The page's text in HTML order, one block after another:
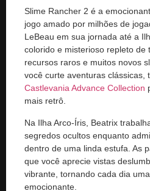
Slime Rancher 2 é a
jogo amado por milhões de
LeBeau em sua jornada até a
colorido e misterioso repleto de
recursos raros e muitos novos
você curte aventuras clássicas,
Castlevania Advance Collection
mais retrô.
Na Ilha Arco-Íris, Beatrix
segredos ocultos enquanto
dentro de uma linda estufa. As
que você aprecie vistas
vibrante, tornando cada dia
emocionante.